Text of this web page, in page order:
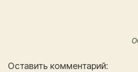
Оставить комментарий: